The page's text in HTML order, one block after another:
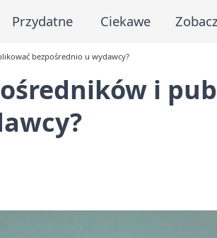
Przydatne Ciekawe Zobacz
bezpośrednio u wydawcy?
i